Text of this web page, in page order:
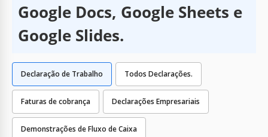
Google Docs, Google Sheets e
Google Slides.
Todos Declarações.
Faturas de cobrança Declarações Empresariais
Demonstrações de Fluxo de Caixa
Declaração de Trabalho